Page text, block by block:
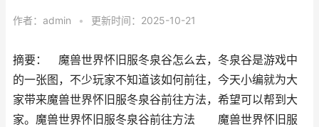
作者： admin • 更新时间：2025-10-21
摘要： 魔兽世界怀旧服冬泉谷怎么去，冬泉谷是游戏中
的一张图，不少玩家不知道该如何前往，今天小编就为大
家带来魔兽世界怀旧服冬泉谷前往方法，希望可以帮到大
家。魔兽世界怀旧服冬泉谷前往方法 魔兽世界怀旧服